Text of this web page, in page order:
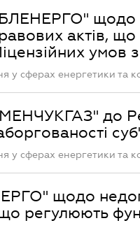
щодо
актів,
умов
у сферах енергетики та
до
у сферах енергетики та
щодо
регулюють